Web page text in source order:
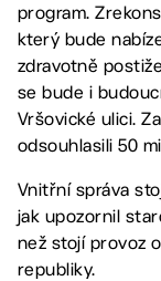
program.
který bude
zdravotně
se bude i
Vršovické ulici.
odsouhlasili 50
Vnitřní správa
jak upozornil
než stojí provoz
republiky.